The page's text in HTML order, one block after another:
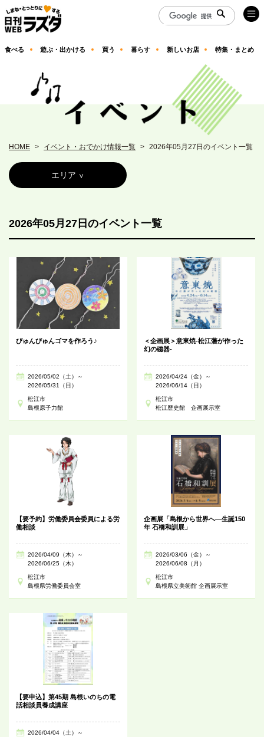
食べる 遊ぶ・出かける 買う 暮らす 新しいお店 特集・まとめ
HOME イベント・おでかけ情報一覧 2026年05月27日のイベント一覧
エリア
2026年05月27日のイベント一覧
びゅんびゅんゴマを作ろう♪
2026/05/02（土）～
2026/05/31（日）
松江市
島根原子力館
＜企画展＞意東焼-松江藩が作った
幻の磁器-
2026/04/24（金）～
2026/06/14（日）
松江市
松江歴史館 企画展示室
【要予約】労働委員会委員による労
働相談
2026/04/09（木）～
2026/06/25（木）
松江市
島根県労働委員会室
企画展「島根から世界へ―生誕150
年 石橋和訓展」
2026/03/06（金）～
2026/06/08（月）
松江市
島根県立美術館 企画展示室
【要申込】第45期 島根いのちの電
話相談員養成講座
2026/04/04（土）～